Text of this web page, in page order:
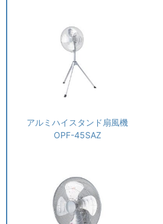
アルミハイスタンド扇風機
OPF-45SAZ